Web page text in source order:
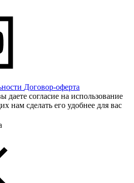
Договор-оферта
даете согласие на использование
нам сделать его удобнее для вас